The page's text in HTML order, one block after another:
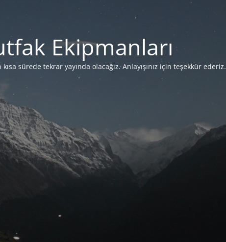
Ekipmanları
sürede tekrar yayında olacağız. Anlayışınız için teşekkür ederiz.